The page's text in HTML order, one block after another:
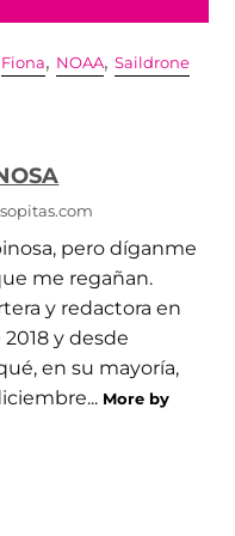
Fiona, NOAA,Saildrone
pero díganme
me regañan.
y redactora en
y desde
en su mayoría,
More by